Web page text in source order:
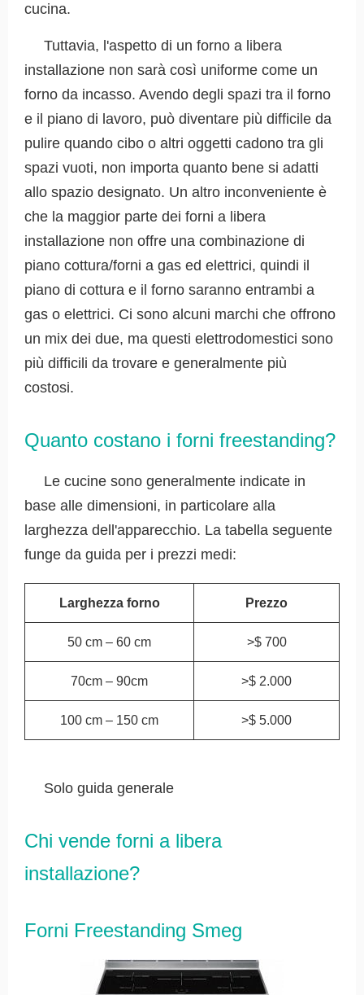
cucina.
Tuttavia, l'aspetto di un forno a libera
installazione non sarà così uniforme come un
forno da incasso. Avendo degli spazi tra il forno
e il piano di lavoro, può diventare più difficile da
pulire quando cibo o altri oggetti cadono tra gli
spazi vuoti, non importa quanto bene si adatti
allo spazio designato. Un altro inconveniente è
che la maggior parte dei forni a libera
installazione non offre una combinazione di
piano cottura/forni a gas ed elettrici, quindi il
piano di cottura e il forno saranno entrambi a
gas o elettrici. Ci sono alcuni marchi che offrono
un mix dei due, ma questi elettrodomestici sono
più difficili da trovare e generalmente più
costosi.
Quanto costano i forni freestanding?
Le cucine sono generalmente indicate in
base alle dimensioni, in particolare alla
larghezza dell'apparecchio. La tabella seguente
funge da guida per i prezzi medi:
Larghezza forno Prezzo
50 cm – 60 cm >$ 700
70cm – 90cm >$ 2.000
100 cm – 150 cm >$ 5.000
Solo guida generale
Chi vende forni a libera
installazione?
Forni Freestanding Smeg